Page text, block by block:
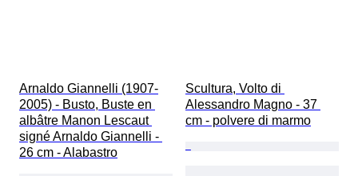
Arnaldo Giannelli (1907-
2005) - Busto, Buste en
albâtre Manon Lescaut
signé Arnaldo Giannelli -
26 cm - Alabastro
Scultura, Volto di
Alessandro Magno - 37
cm - polvere di marmo